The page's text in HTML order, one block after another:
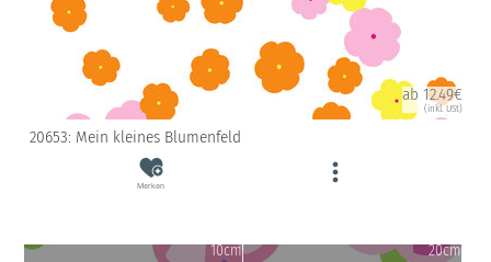
ab 12.49€
(inkl. USt)
20653: Mein kleines Blumenfeld
Merken
10cm 20cm